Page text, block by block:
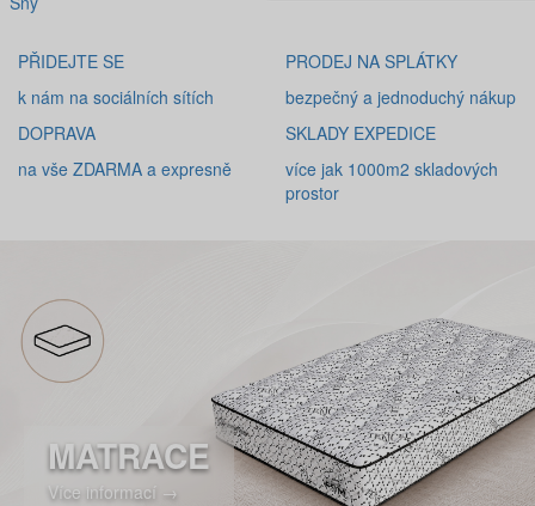
Předchozí
PŘIDEJTE SE
k nám na sociálních sítích
PRODEJ NA SPLÁTKY
bezpečný a jednoduchý nákup
DOPRAVA
na vše ZDARMA a expresně
SKLADY EXPEDICE
více jak 1000m2 skladových
prostor
MATRACE
Více informací →